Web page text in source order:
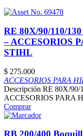
RE 80X/90/110/
– ACCESORIOS
STIHL
$ 275.000
ACCESORIOS PARA
Descripción RE 80X/90/
ACCESORIOS PARA
Comprar